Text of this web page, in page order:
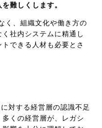
難しくします。
く、組織文化や働き方の
社内システムに精通し
できる人材も必要とさ
対する経営層の認識不足
くの経営層が、レガシ